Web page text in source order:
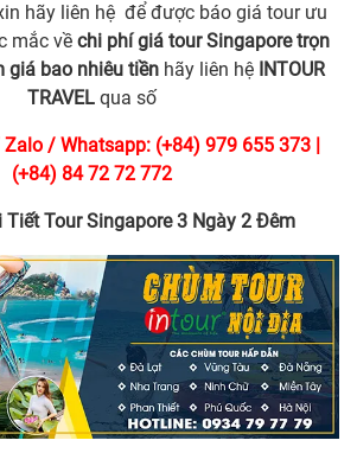
hãy liên hệ để được báo giá tour ưu
mắc về chi phí giá tour Singapore trọn
giá bao nhiêu tiềnhãy liên hệ INTOUR
TRAVELqua số
Zalo / Whatsapp: (+84) 979 655 373 |
(+84) 84 72 72 772
Tiết Tour Singapore 3 Ngày 2 Đêm